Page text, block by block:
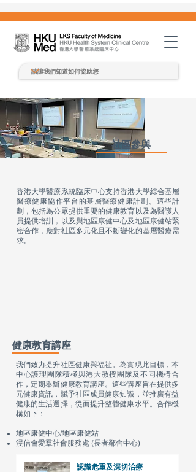
社區參與
香港大學醫療系統臨床中心支持香港大學綜合基層
醫療健康協作平台的基層醫療健康計劃。這些計
劃，包括為公眾提供重要的健康教育以及為醫護人
員提供培訓，以及與地區康健中心及地區康健站緊
密合作，應對社區多元化且不斷變化的基層醫療需
求。
健康教育講座
我們致力提升社區健康與福祉。為實現此目標，本
中心護理團隊積極與港大教授團隊及不同機構合
作，定期舉辦健康教育講座。這些講座旨在提供多
元健康資訊，賦予社區成員健康知識，並推廣有益
健康的生活選擇，從而提升整體健康水平。合作機
構如下：​
地區康健中心/地區康健站
浸信會愛羣社會服務處 (長者鄰舍中心)
認識危重及深切治療